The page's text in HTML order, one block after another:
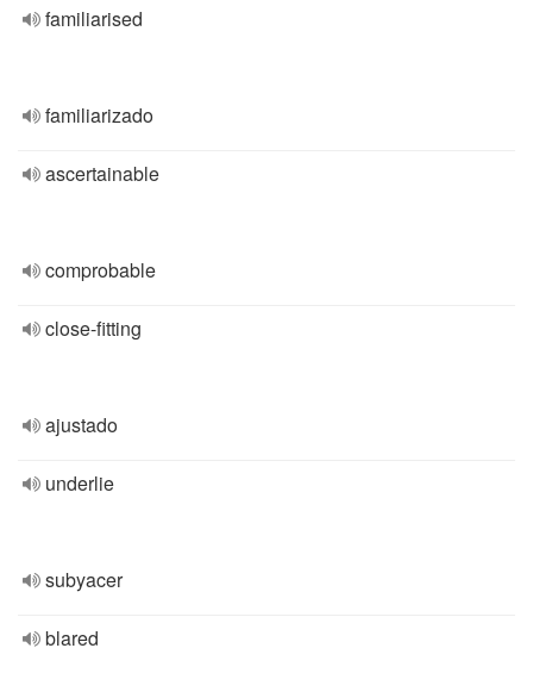
familiarised
familiarizado
ascertainable
comprobable
close-fitting
ajustado
underlie
subyacer
blared